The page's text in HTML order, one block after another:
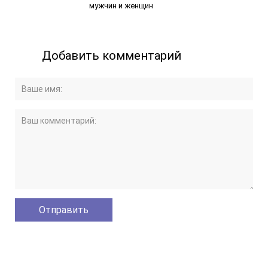
мужчин и женщин
Добавить комментарий